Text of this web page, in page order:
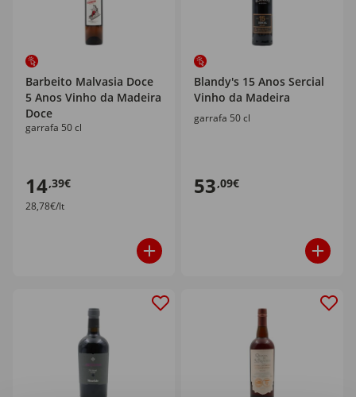
Barbeito Malvasia Doce
5 Anos Vinho da Madeira
Doce
garrafa 50 cl
14,39€
28,78€/lt
Blandy's 15 Anos Sercial
Vinho da Madeira
garrafa 50 cl
53,09€